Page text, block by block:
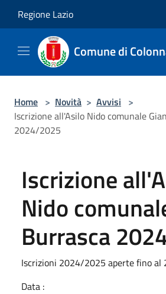
Regione Lazio
Comune di
Home > Novità > Avvisi >
Iscrizione all'Asilo Nido comunale
2024/2025
Iscrizione
Nido
Burrasca
Iscrizioni 2024/2025 aperte fino al
Data :